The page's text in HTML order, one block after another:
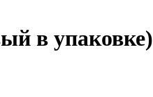
в упаковке)